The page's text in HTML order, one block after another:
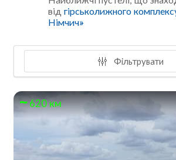
відгірськолижного
Німчич»
Фільтрувати
620 км